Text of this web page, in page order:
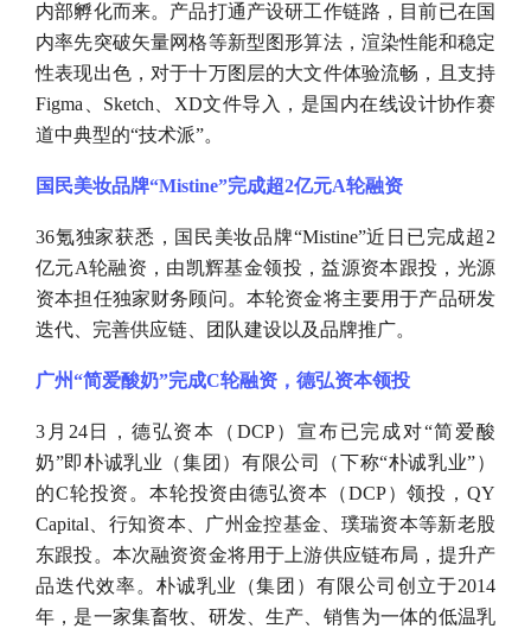
内部孵化而来。产品打通产设研工作链路，目前已在国
内率先突破矢量网格等新型图形算法，渲染性能和稳定
性表现出色，对于十万图层的大文件体验流畅，且支持
Figma、Sketch、XD文件导入，是国内在线设计协作赛
道中典型的“技术派”。
国民美妆品牌“Mistine”完成超2亿元A轮融资
36氪独家获悉，国民美妆品牌“Mistine”近日已完成超2
亿元A轮融资，由凯辉基金领投，益源资本跟投，光源
资本担任独家财务顾问。本轮资金将主要用于产品研发
迭代、完善供应链、团队建设以及品牌推广。
广州“简爱酸奶”完成C轮融资，德弘资本领投
3月24日，德弘资本（DCP）宣布已完成对“简爱酸
奶”即朴诚乳业（集团）有限公司（下称“朴诚乳业”）
的C轮投资。本轮投资由德弘资本（DCP）领投，QY
Capital、行知资本、广州金控基金、璞瑞资本等新老股
东跟投。本次融资资金将用于上游供应链布局，提升产
品迭代效率。朴诚乳业（集团）有限公司创立于2014
年，是一家集畜牧、研发、生产、销售为一体的低温乳